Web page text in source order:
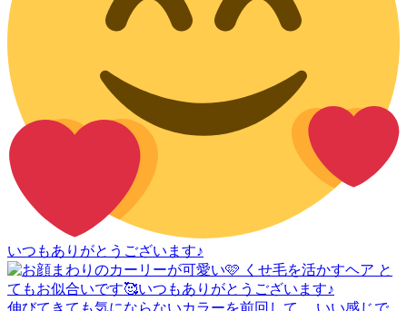
いつもありがとうございます♪
伸びてきても気にならないカラーを前回して、 いい感じで